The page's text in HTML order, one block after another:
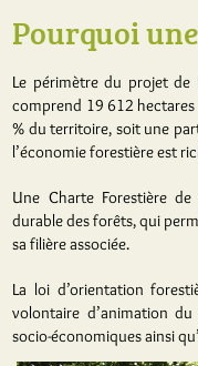
Pourquoi
Le périmètre du projet de
comprend 19 612
% du territoire, soit une
l’économie forestière est
Une Charte Forestière
durable des forêts, qui
sa filière associée.
La loi d’orientation
volontaire d’animation
socio-économiques ainsi